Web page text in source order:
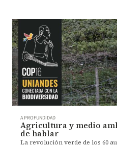
desafíos para la investigación.
A PROFUNDIDAD
Agricultura y medio
de hablar
La revolución verde de los 60